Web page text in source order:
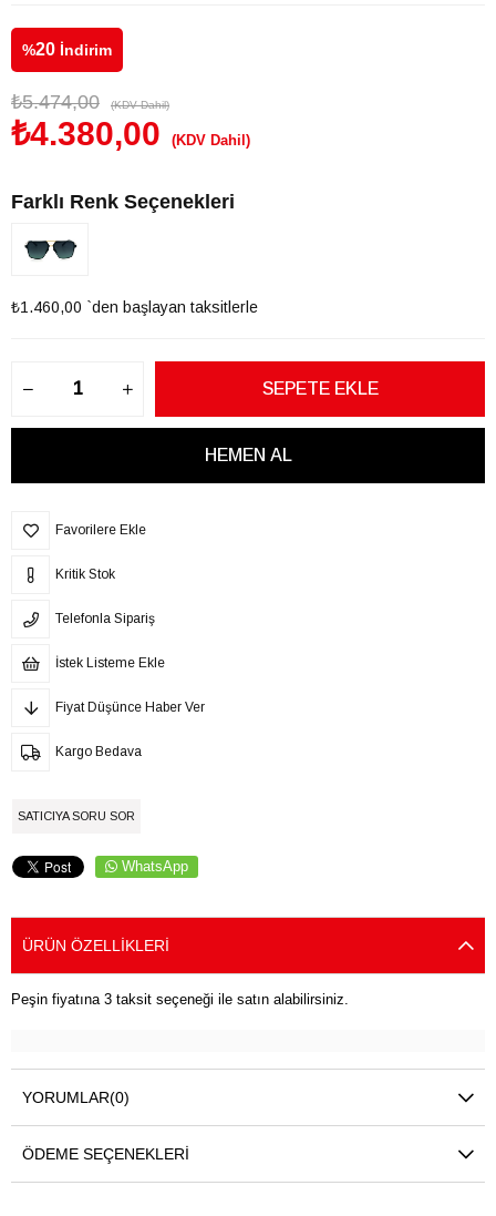
%20 İndirim
₺5.474,00 (KDV Dahil)
₺4.380,00 (KDV Dahil)
Farklı Renk Seçenekleri
₺1.460,00 `den başlayan taksitlerle
Favorilere Ekle
Kritik Stok
Telefonla Sipariş
İstek Listeme Ekle
Fiyat Düşünce Haber Ver
Kargo Bedava
SATICIYA SORU SOR
WhatsApp
ÜRÜN ÖZELLIKLERI
Peşin fiyatına 3 taksit seçeneği ile satın alabilirsiniz.
YORUMLAR(0)
ÖDEME SEÇENEKLERI